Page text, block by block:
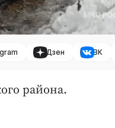
Дзен ВК
района.